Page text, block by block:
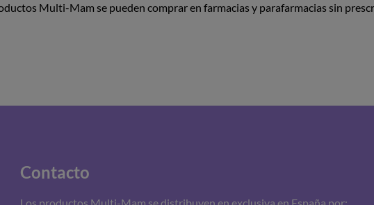
Multi-Mam se pueden comprar en farmacias y parafarmacias sin
Contacto